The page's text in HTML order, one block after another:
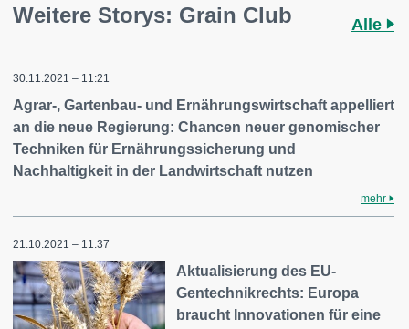
Weitere Storys: Grain Club Alle
30.11.2021 – 11:21
Agrar-, Gartenbau- und Ernährungswirtschaft appelliert
an die neue Regierung: Chancen neuer genomischer
Techniken für Ernährungssicherung und
Nachhaltigkeit in der Landwirtschaft nutzen
mehr
21.10.2021 – 11:37
Aktualisierung des EU-
Gentechnikrechts: Europa
braucht Innovationen für eine